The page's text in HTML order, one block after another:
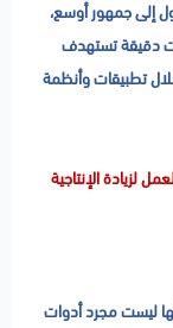
إلى جمهور أوسع،
دقيقة تستهدف
تطبيقات وأنظمة
لزيادة الإنتاجية
ليست مجرد أدوات